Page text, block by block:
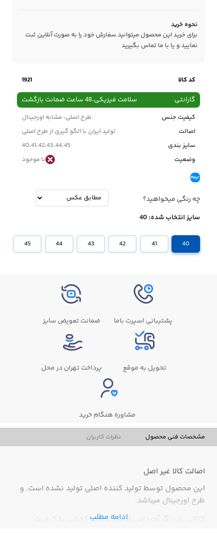
نحوه خرید
برای خرید این محصول میتوانید سفارش خود را به صورت آنلاین ثبت
نمایید و یا با ما تماس بگیرید
کد کالا 1921
گارانتی سلامت فیزیکی،48 ساعت ضمانت بازگشت
کیفیت جنس
طرح اصلی، مشابه اورجینال
اصالت
تولید ایران با الگو گیری از طرح اصلی
سایز بندی
40،41،42،43،44،45
وضعیت
نا موجود
چه رنگی میخواهید؟
سایز انتخاب شده: 40
40
41
42
43
44
45
پشتیبانی اسپرت باما ضمانت تعویض سایز
تحویل به موقع پرداخت تهران در محل
مشاوره هنگام خرید
مشخصات فنی محصول نظرات کاربران
اصالت کالا غیر اصل
این محصول توسط تولید کننده اصلی تولید نشده است. و
طرح اورجینال میباشد.
کتانی رانینگ آدیداس اولترا بوست کفشی با کیفیت
ادامه مطلب